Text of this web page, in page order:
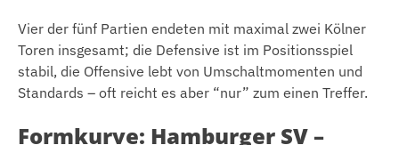
Vier der fünf Partien endeten mit maximal zwei Kölner
Toren insgesamt; die Defensive ist im Positionsspiel
stabil, die Offensive lebt von Umschaltmomenten und
Standards – oft reicht es aber “nur” zum einen Treffer.
Formkurve: Hamburger SV –